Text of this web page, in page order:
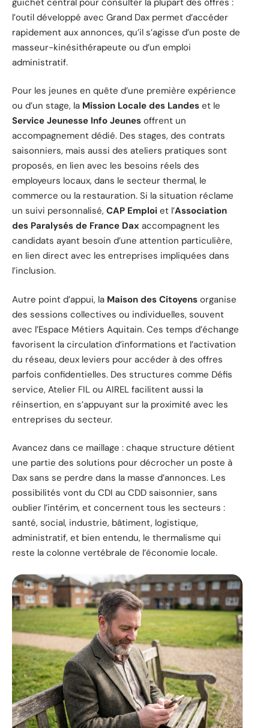
l’outil développé avec Grand Dax permet d’accéder
rapidement aux annonces, qu’il s’agisse d’un poste de
masseur-kinésithérapeute ou d’un emploi
administratif.
Pour les jeunes en quête d’une première expérience
ou d’un stage, la Mission Locale des Landes et le
Service Jeunesse Info Jeunes offrent un
accompagnement dédié. Des stages, des contrats
saisonniers, mais aussi des ateliers pratiques sont
proposés, en lien avec les besoins réels des
employeurs locaux, dans le secteur thermal, le
commerce ou la restauration. Si la situation réclame
un suivi personnalisé, CAP Emploi et l’Association
des Paralysés de France Dax accompagnent les
candidats ayant besoin d’une attention particulière,
en lien direct avec les entreprises impliquées dans
l’inclusion.
Autre point d’appui, la Maison des Citoyens organise
des sessions collectives ou individuelles, souvent
avec l’Espace Métiers Aquitain. Ces temps d’échange
favorisent la circulation d’informations et l’activation
du réseau, deux leviers pour accéder à des offres
parfois confidentielles. Des structures comme Défis
service, Atelier FIL ou AIREL facilitent aussi la
réinsertion, en s’appuyant sur la proximité avec les
entreprises du secteur.
Avancez dans ce maillage : chaque structure détient
une partie des solutions pour décrocher un poste à
Dax sans se perdre dans la masse d’annonces. Les
possibilités vont du CDI au CDD saisonnier, sans
oublier l’intérim, et concernent tous les secteurs :
santé, social, industrie, bâtiment, logistique,
administratif, et bien entendu, le thermalisme qui
reste la colonne vertébrale de l’économie locale.